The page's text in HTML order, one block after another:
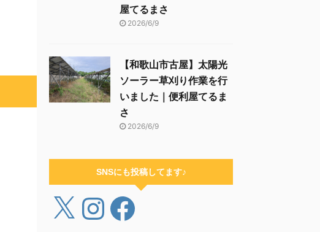
屋てるまさ
2026/6/9
【和歌山市古屋】太陽光
ソーラー草刈り作業を行
いました｜便利屋てるま
さ
2026/6/9
SNSにも投稿してます♪